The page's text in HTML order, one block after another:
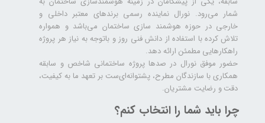
شمار می‌رود. نورال نماینده رسمی برندهای معتبر داخلی و
خارجی در حوزه هوشمند سازی ساختمان می‌باشد و همواره
تلاش کرده با استفاده از دانش فنی روز و باتوجه به نیاز هر پروژه
راهکارهایی مطمئن ارائه دهد.
حضور موفق نورال در صدها پروژه‌ ساختمانی شاخص و سابقه
همکاری با سازندگان مطرح، پشتوانه‌ای‌ست بر تعهد ما به کیفیت،
دقت و رضایت مشتریان.
چرا باید شما را انتخاب کنم؟